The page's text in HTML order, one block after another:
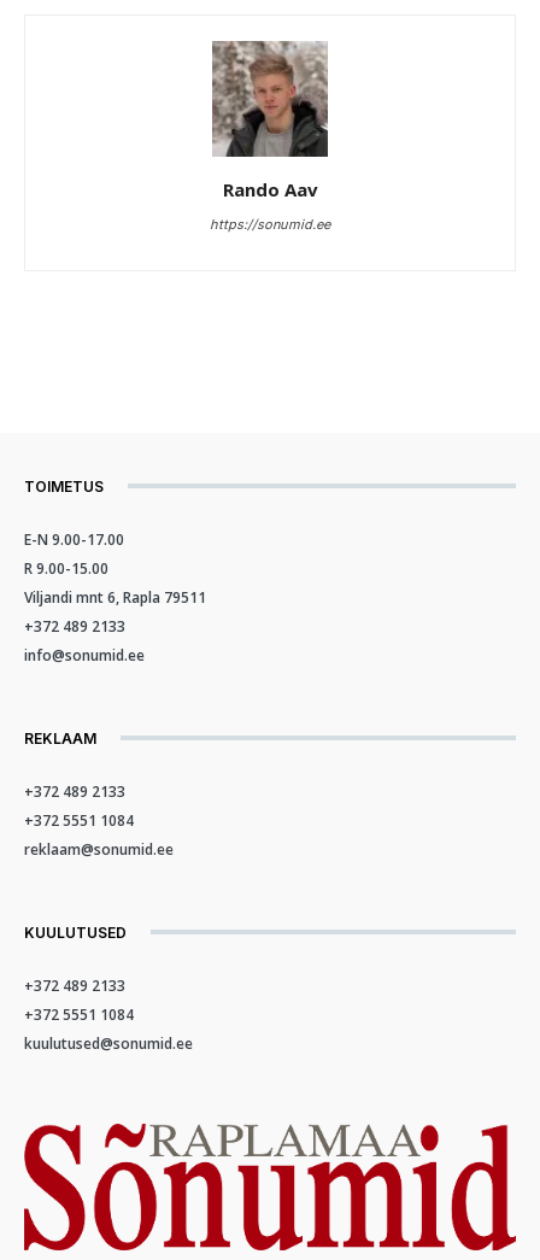
Rando Aav
https://sonumid.ee
TOIMETUS
E-N 9.00-17.00
R 9.00-15.00
Viljandi mnt 6, Rapla 79511
+372 489 2133
info@sonumid.ee
REKLAAM
+372 489 2133
+372 5551 1084
reklaam@sonumid.ee
KUULUTUSED
+372 489 2133
+372 5551 1084
kuulutused@sonumid.ee